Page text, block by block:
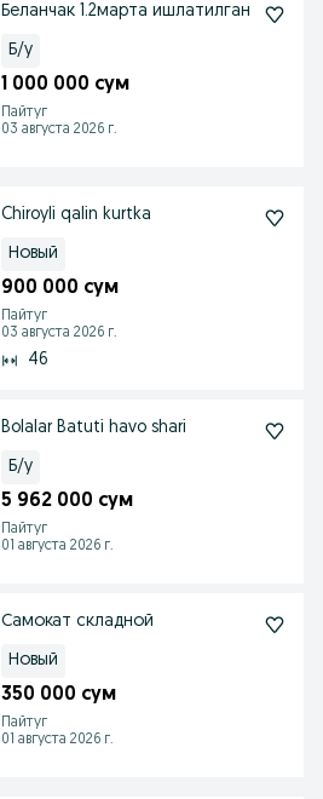
Беланчак 1.2марта ишлатилган
Б/у
1 000 000 сум
Пайтуг
03 августа 2026 г.
Chiroyli qalin kurtka
Новый
900 000 сум
Пайтуг
03 августа 2026 г.
46
Bolalar Batuti havo shari
Б/у
5 962 000 сум
Пайтуг
01 августа 2026 г.
Самокат складной
Новый
350 000 сум
Пайтуг
01 августа 2026 г.